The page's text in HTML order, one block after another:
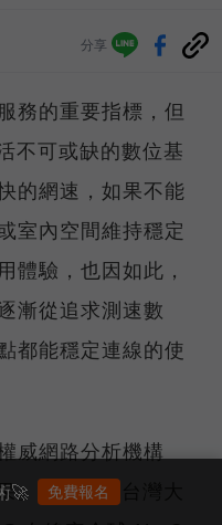
分享
務的重要指標，但
不可或缺的數位基
的網速，如果不能
室內空間維持穩定
體驗，也因如此，
漸從追求測速數
都能穩定連線的使
威網路分析機構
。今年初，台灣大
🚀 免費報名